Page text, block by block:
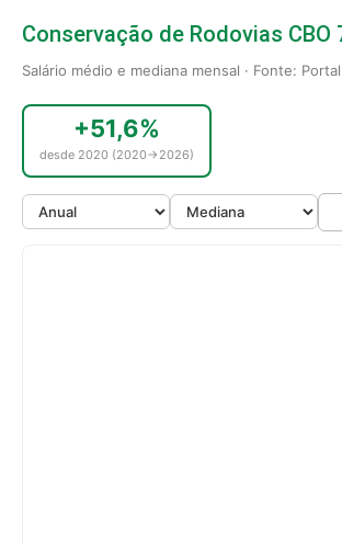
Conservação de Rodovias CBO
Salário médio e mediana mensal · Fonte:
+51,6%
desde 2020 (2020→2026)